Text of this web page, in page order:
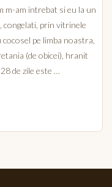
m-am intrebat si eu la un
congelati, prin vitrinele
pe limba noastra,
(de obicei), hranit
de zile este …